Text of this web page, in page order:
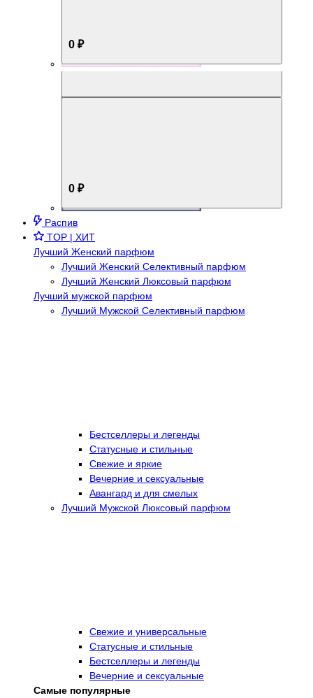
0 ₽
0 ₽
Распив
TOP | ХИТ
Лучший Женский парфюм
Лучший Женский Селективный парфюм
Лучший Женский Люксовый парфюм
Лучший мужской парфюм
Лучший Мужской Селективный парфюм
Бестселлеры и легенды
Статусные и стильные
Свежие и яркие
Вечерние и сексуальные
Авангард и для смелых
Лучший Мужской Люксовый парфюм
Свежие и универсальные
Статусные и стильные
Бестселлеры и легенды
Вечерние и сексуальные
Самые популярные